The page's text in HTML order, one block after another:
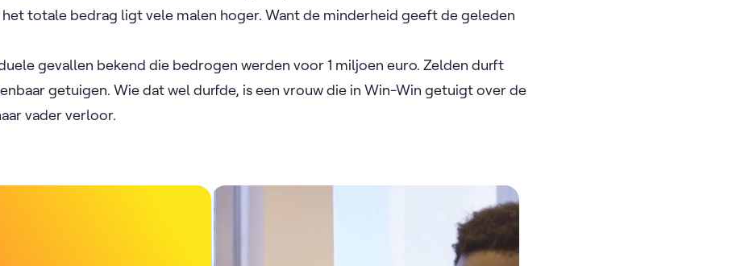
het totale bedrag ligt vele malen hoger. Want de minderheid geeft de geleden
gevallen bekend die bedrogen werden voor 1 miljoen euro. Zelden durft
getuigen. Wie dat wel durfde, is een vrouw die in Win-Win getuigt over de
vader verloor.